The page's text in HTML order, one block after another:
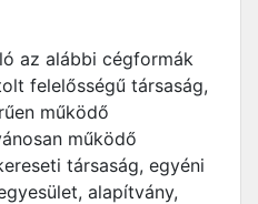
az alábbi cégformák
felelősségű társaság,
működő
működő
társaság, egyéni
alapítvány,